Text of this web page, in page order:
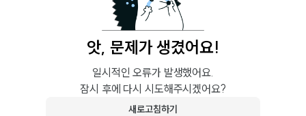
앗, 문제가 생겼어요!
일시적인 오류가 발생했어요.
잠시 후에 다시 시도해주시겠어요?
새로고침하기